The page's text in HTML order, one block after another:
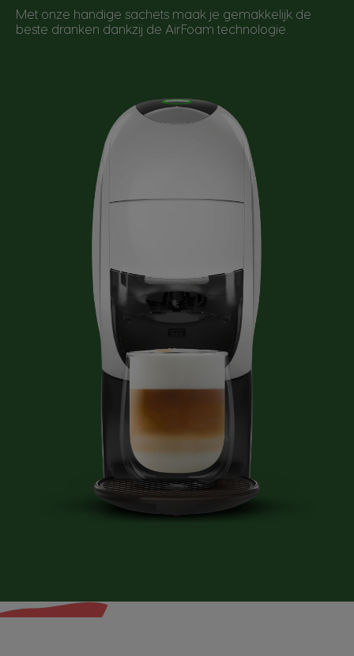
Met onze handige sachets maak je gemakkelijk de
beste dranken dankzij de AirFoam technologie.